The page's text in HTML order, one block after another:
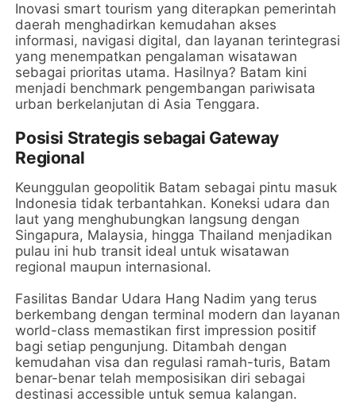
Inovasi smart tourism yang diterapkan pemerintah
daerah menghadirkan kemudahan akses
informasi, navigasi digital, dan layanan terintegrasi
yang menempatkan pengalaman wisatawan
sebagai prioritas utama. Hasilnya? Batam kini
menjadi benchmark pengembangan pariwisata
urban berkelanjutan di Asia Tenggara.
Posisi Strategis sebagai Gateway
Regional
Keunggulan geopolitik Batam sebagai pintu masuk
Indonesia tidak terbantahkan. Koneksi udara dan
laut yang menghubungkan langsung dengan
Singapura, Malaysia, hingga Thailand menjadikan
pulau ini hub transit ideal untuk wisatawan
regional maupun internasional.
Fasilitas Bandar Udara Hang Nadim yang terus
berkembang dengan terminal modern dan layanan
world-class memastikan first impression positif
bagi setiap pengunjung. Ditambah dengan
kemudahan visa dan regulasi ramah-turis, Batam
benar-benar telah memposisikan diri sebagai
destinasi accessible untuk semua kalangan.